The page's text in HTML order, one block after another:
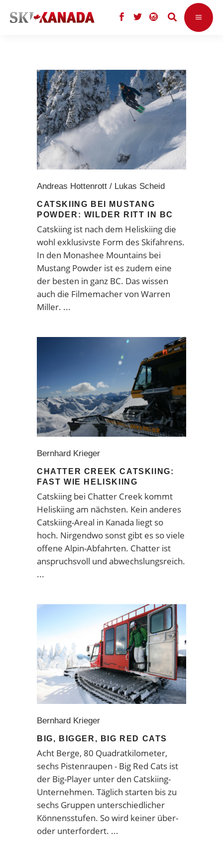
Andreas Hottenrott / Lukas Scheid
CATSKIING BEI MUSTANG
POWDER: WILDER RITT IN BC
Catskiing ist nach dem Heliskiing die
wohl exklusivste Form des Skifahrens.
In den Monashee Mountains bei
Mustang Powder ist es zudem eine
der besten in ganz BC. Das wissen
auch die Filmemacher von Warren
Miller.
Bernhard Krieger
CHATTER CREEK CATSKIING:
FAST WIE HELISKIING
Catskiing bei Chatter Creek kommt
Heliskiingam nächsten. Kein anderes
Catskiing-Areal in Kanada liegt so
hoch. Nirgendwo sonst gibt es so viele
offene Alpin-Abfahrten. Chatter ist
anspruchsvoll und abwechslungsreich.
Bernhard Krieger
BIG, BIGGER, BIG RED CATS
Acht Berge, 80 Quadratkilometer,
sechs Pistenraupen - Big Red Cats ist
der Big-Player unter den Catskiing-
Unternehmen. Täglich starten bis zu
sechs Gruppen unterschiedlicher
Könnensstufen. So wird keiner über-
oder unterfordert.